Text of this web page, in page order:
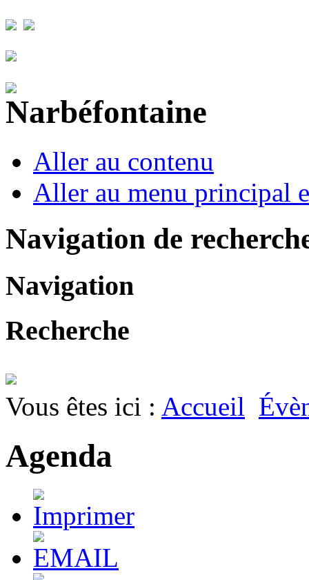
Aller au contenu
Aller au menu principal
Navigation de
Navigation
Recherche
Vous êtes ici : Accueil
Agenda